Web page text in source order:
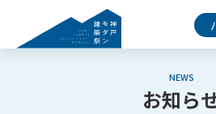
NEWS
お知ら